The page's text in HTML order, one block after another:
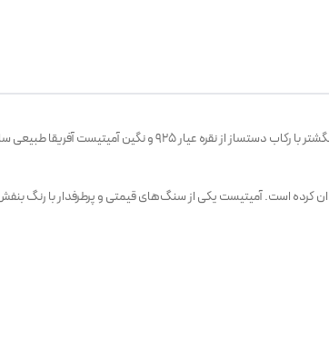
ترکیبی از هنر دست، اصالت و زیبایی است. این انگشتر با رکاب دستساز از نقره عیار 925 و
نگین آمیتیست را دوچندان کرده است. آمیتیست یکی از سنگ‌های قیمتی و پرطرفدار با